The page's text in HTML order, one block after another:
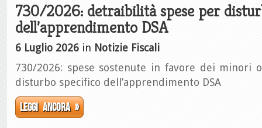
730/2026: detraibilità spese per
dell’apprendimento DSA
6 Luglio 2026 in Notizie Fiscali
730/2026: spese sostenute in favore dei minori
disturbo specifico dell’apprendimento DSA
Leggi ancora »